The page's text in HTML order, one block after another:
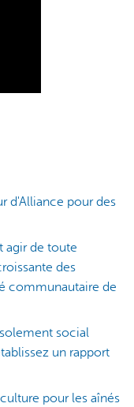
d'Alliance pour des
agir de toute
des
communautaire de
social
un rapport
pour les aînés